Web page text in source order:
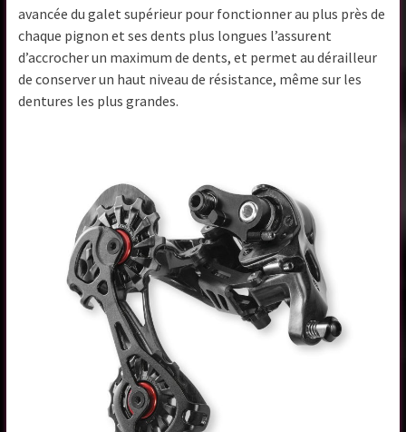
avancée du galet supérieur pour fonctionner au plus près de
chaque pignon et ses dents plus longues l’assurent
d’accrocher un maximum de dents, et permet au dérailleur
de conserver un haut niveau de résistance, même sur les
dentures les plus grandes.